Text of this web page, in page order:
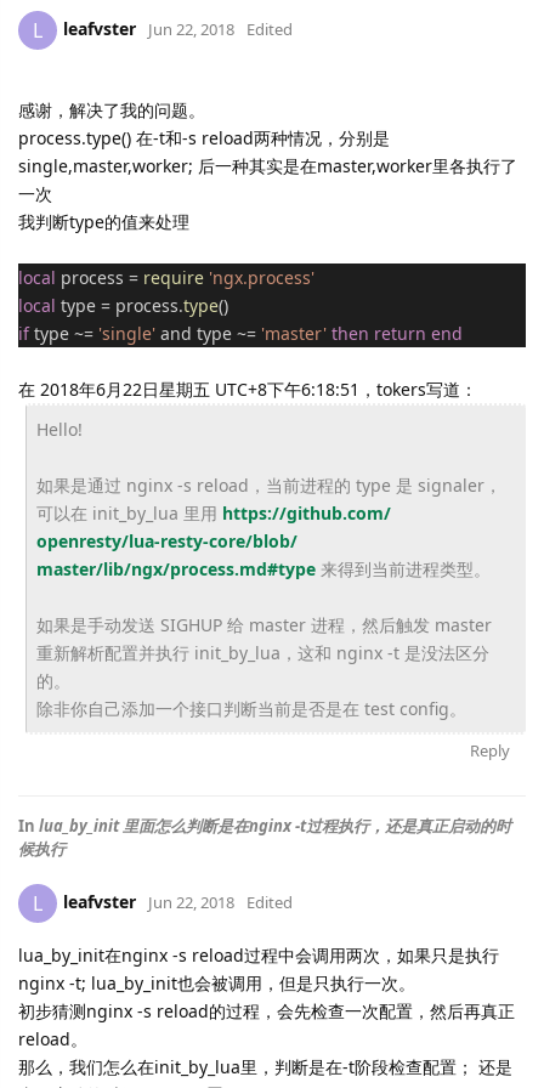
L leafvster Jun 22, 2018 Edited
感谢，解决了我的问题。
process.type() 在-t和-s reload两种情况，分别是
single,master,worker; 后一种其实是在master,worker里各执行了
一次
我判断type的值来处理
local process = require 'ngx.process'
local type = process.type()
iftype ~= 'single' and type ~= 'master' then return end
在 2018年6月22日星期五 UTC+8下午6:18:51，tokers写道：
Hello!
如果是通过 nginx -s reload，当前进程的 type 是 signaler，
可以在 init_by_lua 里用 https://github.com/
openresty/lua-resty-core/blob/
master/lib/ngx/process.md#type来得到当前进程类型。
如果是手动发送 SIGHUP 给 master 进程，然后触发 master
重新解析配置并执行 init_by_lua，这和 nginx -t 是没法区分
的。
除非你自己添加一个接口判断当前是否是在 test config。
Reply
In lua_by_init 里面怎么判断是在nginx -t过程执行，还是真正启动的时
候执行
L leafvster Jun 22, 2018 Edited
lua_by_init在nginx -s reload过程中会调用两次，如果只是执行
nginx -t; lua_by_init也会被调用，但是只执行一次。
初步猜测nginx -s reload的过程，会先检查一次配置，然后再真正
reload。
那么，我们怎么在init_by_lua里，判断是在-t阶段检查配置； 还是